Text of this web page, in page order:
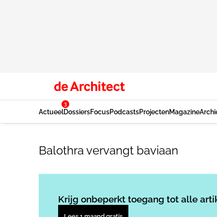
Actueel
3
DossiersFocusPodcastsProjectenMagazine
Balothra vervangt baviaan
Krijg onbeperkt toegang tot alle